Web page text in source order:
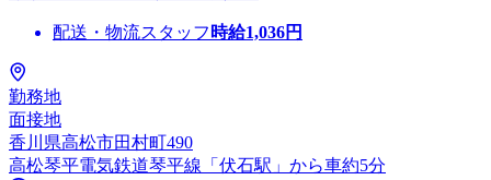
配送・物流スタッフ 時給1,036円
勤務地
面接地
香川県高松市田村町490
高松琴平電気鉄道琴平線「伏石駅」から車約5分